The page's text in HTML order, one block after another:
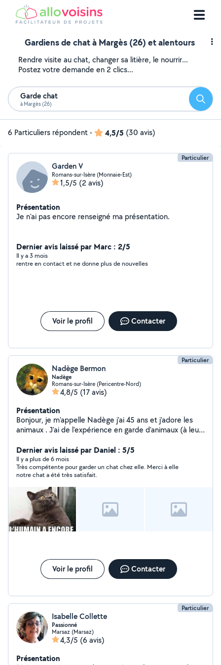
Gardiens de chat à Margès (26) et alentours
Rendre visite au chat, changer sa litière, le nourrir...
Postez votre demande en 2 clics...
Garde chat
à Margès (26)
6 Particuliers répondent- 4,5/5 (30 avis)
Particulier
Garden V
Romans-sur-Isère (Monnaie-Est)
1,5/5 (2 avis)
Présentation
Je n'ai pas encore renseigné ma présentation.
Dernier avis laissé par Marc : 2/5
Il y a 3 mois
rentre en contact et ne donne plus de nouvelles
Voir le profil Contacter
Particulier
Nadège Bermon
Nadège
Romans-sur-Isère (Pericentre-Nord)
4,8/5 (17 avis)
Présentation
Bonjour, je m'appelle Nadège j'ai 45 ans et j'adore les
animaux . J'ai de l'expérience en garde d'animaux (à leurs
brosser, nettoyer les litières, sortir votre compagnon,
pendant votre travail ou vos absences, nourrir vos
poissons, ou votre lapin et arroser vos plantes, mes
enfants sont souvent avec moi et ravis de jouer et
câliner vos boules de poils ou d'écailles. J'ai plusieurs
recommandations, sur différentes espèces d'animaux,
chien, chat, lapin, poisson.... N'hésitez pas si vous voulez
plus d'informations, belle journée
Dernier avis laissé par Daniel : 5/5
Il y a plus de 6 mois
Très compétente pour garder un chat chez elle. Merci à elle
notre chat a été très satisfait.
Voir le profil Contacter
Particulier
Isabelle Collette
Passionné
Marsaz (Marsaz)
4,3/5 (6 avis)
Présentation